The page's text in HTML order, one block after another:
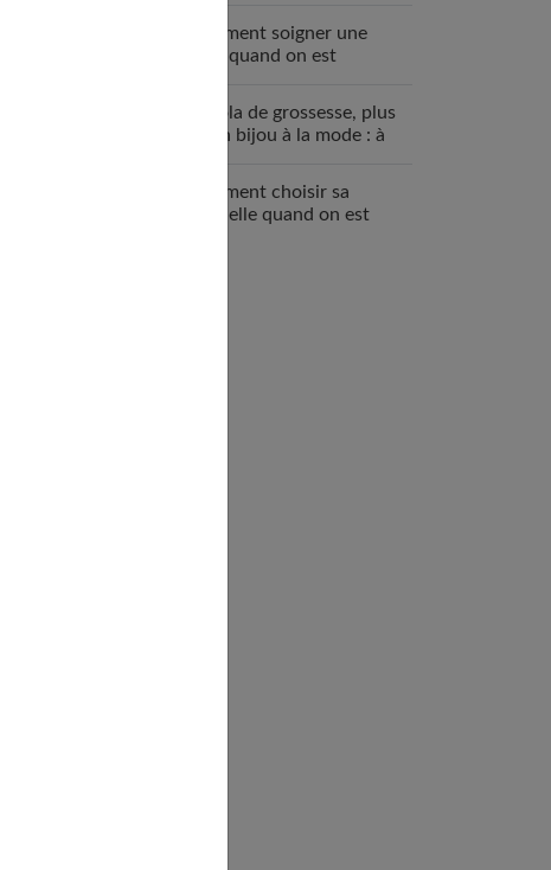
Comment soigner une
MST quand on est
Le bola de grossesse, plus
qu’un bijou à la mode : à
Comment choisir sa
mutuelle quand on est